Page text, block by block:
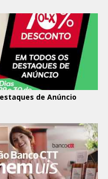
de Anúncio